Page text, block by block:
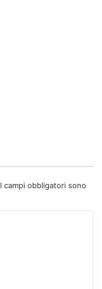
I campi obbligatori sono